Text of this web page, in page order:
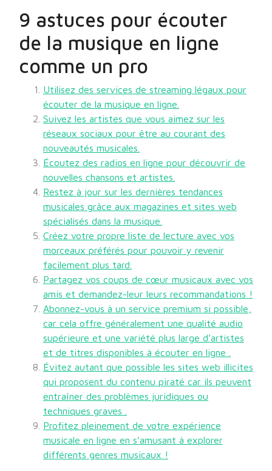
9 astuces pour écouter
de la musique en ligne
comme un pro
Utilisez des services de streaming légaux pour
écouter de la musique en ligne.
Suivez les artistes que vous aimez sur les
réseaux sociaux pour être au courant des
nouveautés musicales.
Écoutez des radios en ligne pour découvrir de
nouvelles chansons et artistes.
Restez à jour sur les dernières tendances
musicales grâce aux magazines et sites web
spécialisés dans la musique.
Créez votre propre liste de lecture avec vos
morceaux préférés pour pouvoir y revenir
facilement plus tard.
Partagez vos coups de cœur musicaux avec vos
amis et demandez-leur leurs recommandations !
Abonnez-vous à un service premium si possible,
car cela offre généralement une qualité audio
supérieure et une variété plus large d’artistes
et de titres disponibles à écouter en ligne .
Évitez autant que possible les sites web illicites
qui proposent du contenu piraté car ils peuvent
entraîner des problèmes juridiques ou
techniques graves .
Profitez pleinement de votre expérience
musicale en ligne en s’amusant à explorer
différents genres musicaux !